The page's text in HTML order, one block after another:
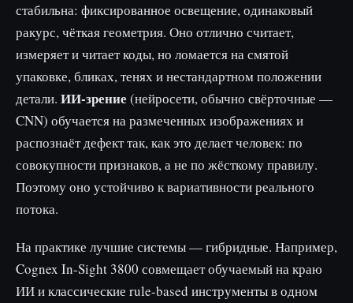
стабильна: фиксированное освещение, одинаковый
ракурс, чёткая геометрия. Оно отлично считает,
измеряет и читает коды, но ломается на смятой
упаковке, бликах, тенях и нестандартном положении
детали. ИИ-зрение (нейросети, обычно свёрточные —
CNN) обучается на размеченных изображениях и
распознаёт дефект так, как это делает человек: по
совокупности признаков, а не по жёсткому правилу.
Поэтому оно устойчиво к вариативности реального
потока.
На практике лучшие системы — гибридные. Например,
Cognex In-Sight 3800 совмещает обучаемый на краю
ИИ и классические rule-based инструменты в одном